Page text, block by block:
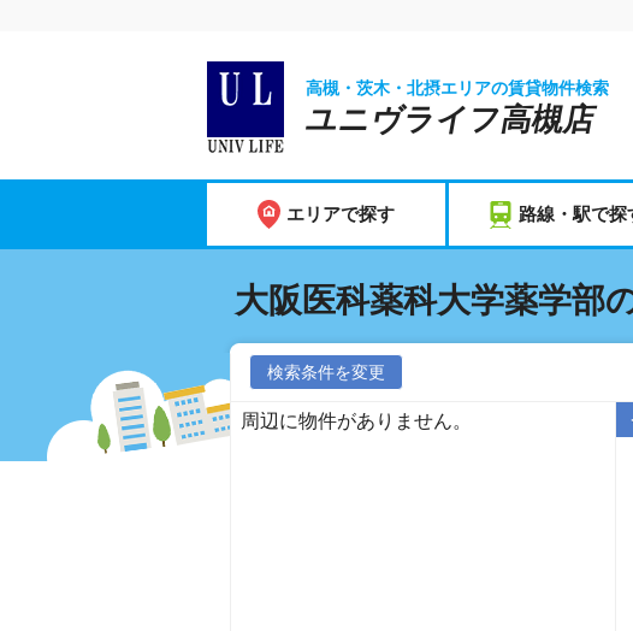
高槻・茨木・北摂エリアの賃貸物件検索
ユニヴライフ高槻店
エリアで探す 路線・駅で探
大阪医科薬科大学薬学部
検索条件を変更
周辺に物件がありません。